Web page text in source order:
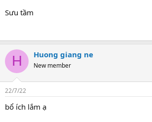
Sưu tầm
H Huong giang ne
New member
22/7/22
bổ ích lắm ạ